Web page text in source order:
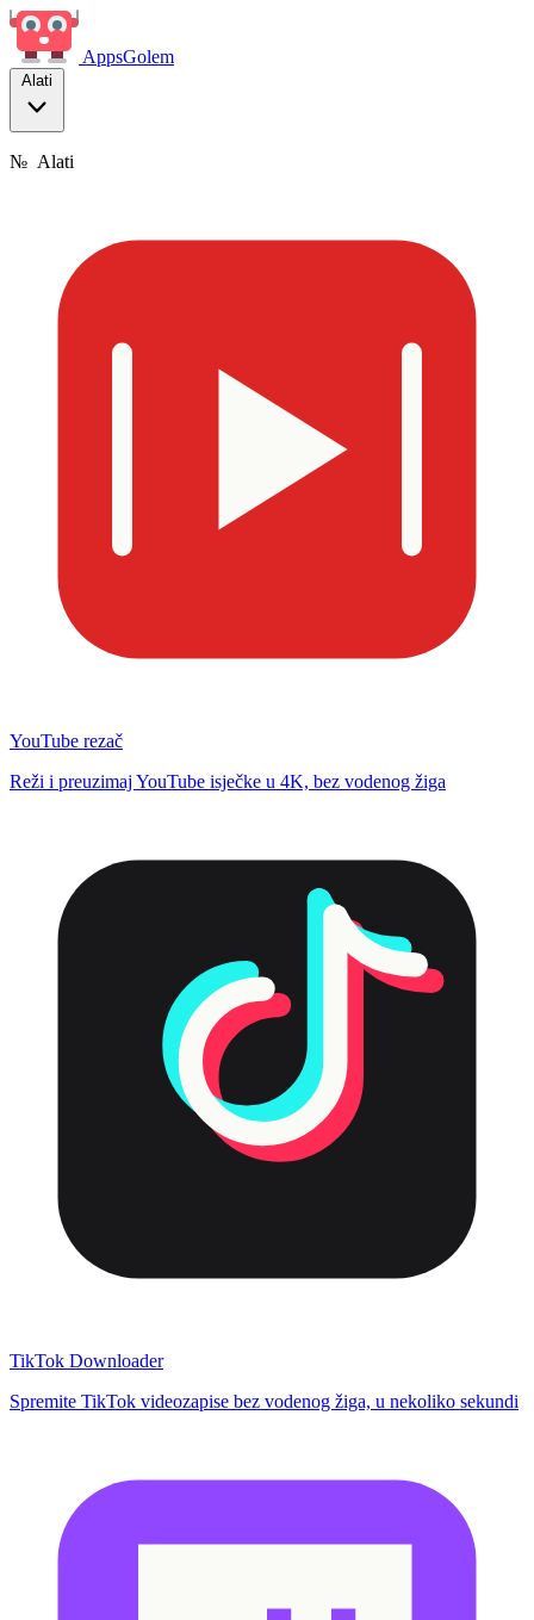
AppsGolem
Alati
№ Alati
YouTube rezač
Reži i preuzimaj YouTube isječke u 4K, bez vodenog žiga
TikTok Downloader
Spremite TikTok videozapise bez vodenog žiga, u nekoliko sekundi